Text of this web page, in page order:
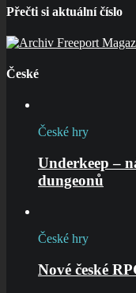
Přečti si aktuální číslo
České
České hry
Underkeep –
dungeonů
České hry
Nové české